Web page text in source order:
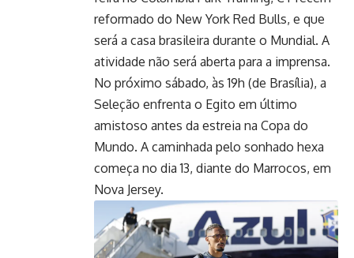
reformado do New York Red Bulls, e que
será a casa brasileira durante o Mundial. A
atividade não será aberta para a imprensa.
No próximo sábado, às 19h (de Brasília), a
Seleção enfrenta o Egito em último
amistoso antes da estreia na Copa do
Mundo. A caminhada pelo sonhado hexa
começa no dia 13, diante do Marrocos, em
Nova Jersey.